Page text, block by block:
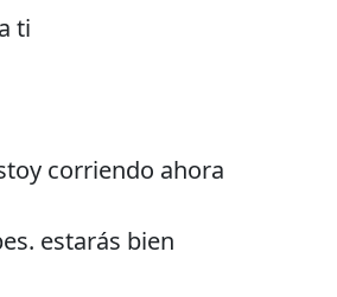
ti
corriendo ahora
estarás bien